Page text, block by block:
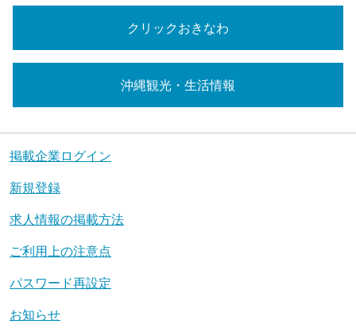
クリックおきなわ
沖縄観光・生活情報
掲載企業ログイン
新規登録
求人情報の掲載方法
ご利用上の注意点
パスワード再設定
お知らせ